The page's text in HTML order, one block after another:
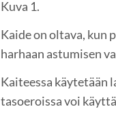
Kuva 1.
Kaide on oltava, kun
harhaan astumisen
Kaiteessa käytetään
tasoeroissa voi